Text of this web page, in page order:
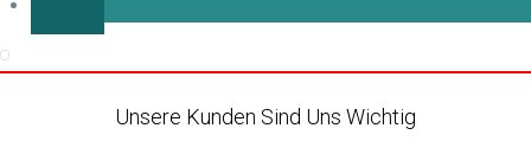
Unsere Kunden Sind Uns Wichtig